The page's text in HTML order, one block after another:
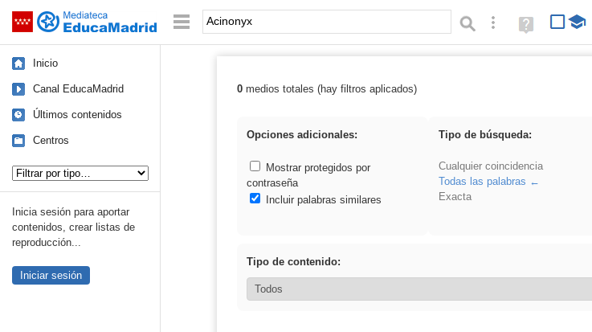
Saltar navegación Palabra o frase: Búsqueda avanzada
Ayuda
(en
Inicio
Canal EducaMadrid
Últimos contenidos
Centros
Inicia sesión para aportar
contenidos, crear listas de
reproducción...
Iniciar sesión
Resultados de: Acinonyx
0medios totales (hay filtros aplicados)
Opciones adicionales:
Mostrar protegidos por
contraseña
Incluir palabras similares
Tipo de búsqueda:
Cualquier coincidencia
Todas las palabras
Exacta
Tipo de contenido: